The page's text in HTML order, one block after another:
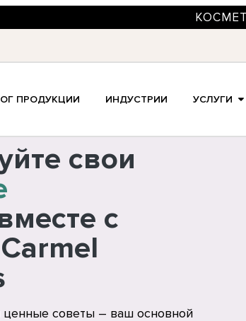
ПРОДУКЦИИ ИНДУСТРИИ УСЛУГИ
свои
с
ценные советы – ваш основной